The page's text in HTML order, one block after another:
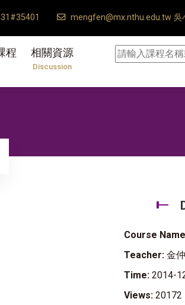
mengfen@mx.nthu.edu.tw 吳
程 相關資源
Discussion
Course
Teacher: 金
Time: 2014-
Views: 20172